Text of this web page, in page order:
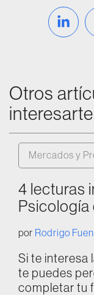
Otros
interesarte
Mercados y
4 lecturas
Psicología
por Rodrigo
Si te interesa
te puedes
completar tu